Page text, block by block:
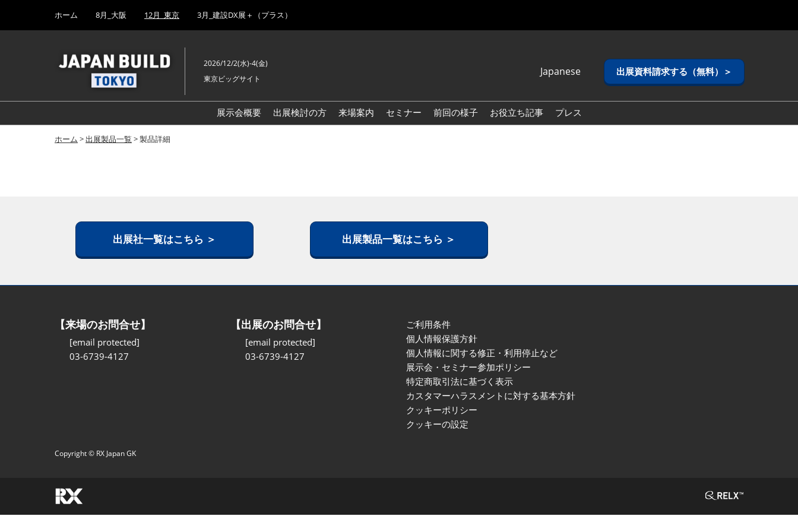
キ
し
to
ホーム 8月_大阪 12月_東京 3月_建設DX展＋（プラス）
2026/12/2(水)-4(金)
東京ビッグサイト
Japanese
English
Korean (Naver
出展資料請求する（無料）＞
展示会概要 出展検討の方 来場案内 セミナー 前回の様子 お役立ち記事 プレス
ホーム >出展製品一覧 > 製品詳細
出展社一覧はこちら ＞ 出展製品一覧はこちら ＞
【来場のお問合せ】
[email protected]
03-6739-4127
【出展のお問合せ】
[email protected]
03-6739-4127
ご利用条件
個人情報保護方針
個人情報に関する修正・利用停止など
展示会・セミナー参加ポリシー
特定商取引法に基づく表示
カスタマーハラスメントに対する基本方針
クッキーポリシー
クッキーの設定
Copyright © RX Japan GK